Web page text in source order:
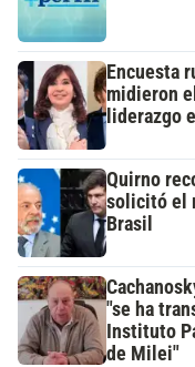
Encuesta
midieron
liderazgo
Quirno
solicitó el
Brasil
"se ha
Instituto
de Milei"